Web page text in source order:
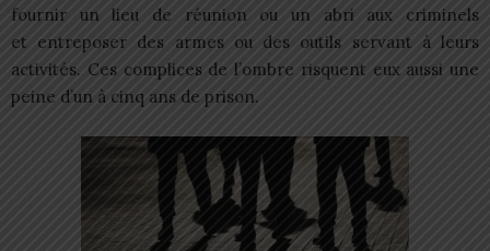
fournir un lieu de réunion ou un abri aux criminels
et entreposer des armes ou des outils servant à leurs
activités. Ces complices de l’ombre risquent eux aussi une
peine d’un à cinq ans de prison.